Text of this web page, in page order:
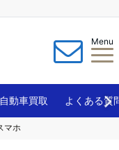
Menu
自動車買取 よくある質
マホ